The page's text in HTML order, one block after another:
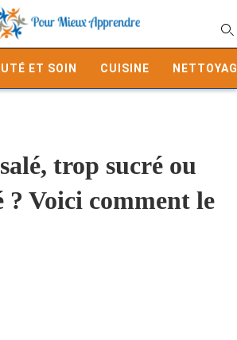
ET SOIN CUISINE
trop sucré ou
? Voici comment le